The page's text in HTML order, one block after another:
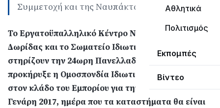
Αθλητικά
Πολιτισμός
Εκπομπές
Βίντεο
Συμμετοχή και της Ναυπάκτου
Το Εργατοϋπαλληλικό Κέντρο Ναυπακτίας &
Δωρίδας και το Σωματείο Ιδιωτικών Υπαλλήλων
στηρίζουν την 24ωρη Πανελλαδική Απεργία που
προκήρυξε η Ομοσπονδία Ιδιωτικών Υπαλλήλων
στον κλάδο του Εμπορίου για την Κυριακή 15
Γενάρη 2017, ημέρα που τα καταστήματα θα είναι